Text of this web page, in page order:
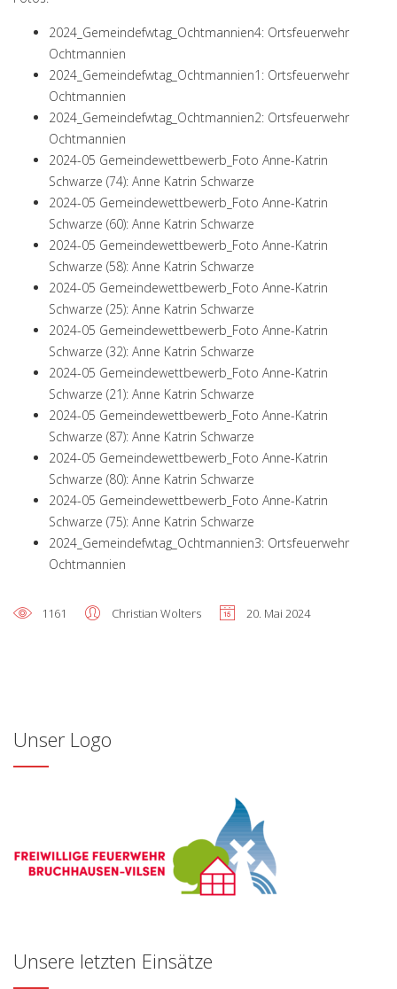
2024_Gemeindefwtag_Ochtmannien4: Ortsfeuerwehr
Ochtmannien
2024_Gemeindefwtag_Ochtmannien1: Ortsfeuerwehr
Ochtmannien
2024_Gemeindefwtag_Ochtmannien2: Ortsfeuerwehr
Ochtmannien
2024-05 Gemeindewettbewerb_Foto Anne-Katrin
Schwarze (74): Anne Katrin Schwarze
2024-05 Gemeindewettbewerb_Foto Anne-Katrin
Schwarze (60): Anne Katrin Schwarze
2024-05 Gemeindewettbewerb_Foto Anne-Katrin
Schwarze (58): Anne Katrin Schwarze
2024-05 Gemeindewettbewerb_Foto Anne-Katrin
Schwarze (25): Anne Katrin Schwarze
2024-05 Gemeindewettbewerb_Foto Anne-Katrin
Schwarze (32): Anne Katrin Schwarze
2024-05 Gemeindewettbewerb_Foto Anne-Katrin
Schwarze (21): Anne Katrin Schwarze
2024-05 Gemeindewettbewerb_Foto Anne-Katrin
Schwarze (87): Anne Katrin Schwarze
2024-05 Gemeindewettbewerb_Foto Anne-Katrin
Schwarze (80): Anne Katrin Schwarze
2024-05 Gemeindewettbewerb_Foto Anne-Katrin
Schwarze (75): Anne Katrin Schwarze
2024_Gemeindefwtag_Ochtmannien3: Ortsfeuerwehr
Ochtmannien
1161 Christian Wolters 20. Mai 2024
Unser Logo
Unsere letzten Einsätze